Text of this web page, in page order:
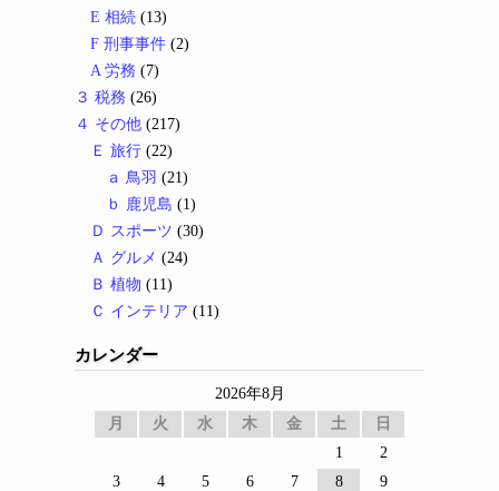
E 相続 (13)
F 刑事事件 (2)
A 労務 (7)
３ 税務 (26)
４ その他 (217)
Ｅ 旅行 (22)
ａ 鳥羽 (21)
ｂ 鹿児島 (1)
Ｄ スポーツ (30)
Ａ グルメ (24)
Ｂ 植物 (11)
Ｃ インテリア (11)
カレンダー
2026年8月
月
火 水 木 金 土
日
1
2
3
4 5 6 7 8
9